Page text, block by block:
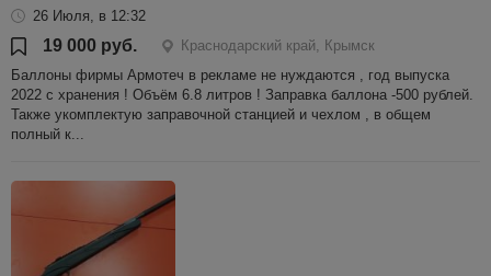
26 Июля, в 12:32
19 000 руб.
Краснодарский край, Крымск
Баллоны фирмы Армотеч в рекламе не нуждаются , год выпуска
2022 с хранения ! Объём 6.8 литров ! Заправка баллона -500 рублей.
Также укомплектую заправочной станцией и чехлом , в общем
полный к...